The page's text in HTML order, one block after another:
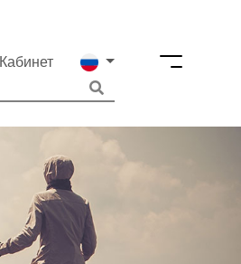
Кабинет